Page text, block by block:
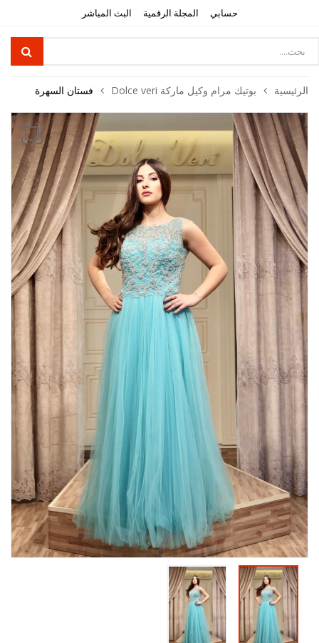
حسابي المجلة الرقمية البث المباشر
الرئيسية بوتيك مرام وكيل ماركة Dolce veri فستان السهرة